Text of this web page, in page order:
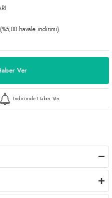
havale indirimi)
Ver
İndirimde Haber Ver